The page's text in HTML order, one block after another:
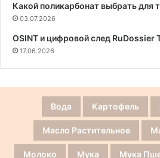
Какой поликарбонат выбрать для
03.07.2026
OSINT и цифровой след RuDossier
17.06.2026
Вода Картофель
Масло Растительное
Молоко Мука Мука